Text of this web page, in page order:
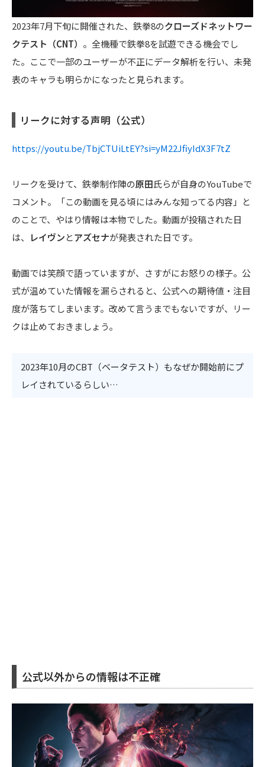
2023年7月下旬に開催された、鉄拳8のクローズドネットワー
クテスト（CNT） 。全機種で鉄拳8を試遊できる機会でし
た。ここで一部のユーザーが不正にデータ解析を行い、未発
表のキャラも明らかになったと見られます。
リークに対する声明（公式）
https://youtu.be/TbjCTUiLtEY?si=yM22JfiyIdX3F7tZ
リークを受けて、鉄拳制作陣の原田氏らが自身のYouTubeで
コメント。「この動画を見る頃にはみんな知ってる内容」と
のことで、やはり情報は本物でした。動画が投稿された日
は、
レイヴンとアズセナが発表された日です。
動画では笑顔で語っていますが、さすがにお怒りの様子。公
式が温めていた情報を漏らされると、公式への期待値・注目
度が落ちてしまいます。改めて言うまでもないですが、リー
クは止めておきましょう。
2023年10月のCBT（ベータテスト）もなぜか開始前にプ
レイされているらしい…
公式以外からの情報は不正確